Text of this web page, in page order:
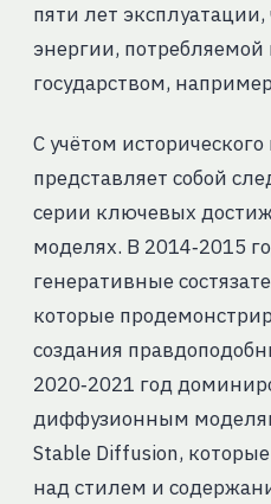
пяти лет
энергии,
государством,
С учётом исторического
представляет собой
серии ключевых
моделях. В 2014‑2015
генеративные
которые
создания
2020‑2021 год
диффузионным
Stable Diffusion,
над стилем и